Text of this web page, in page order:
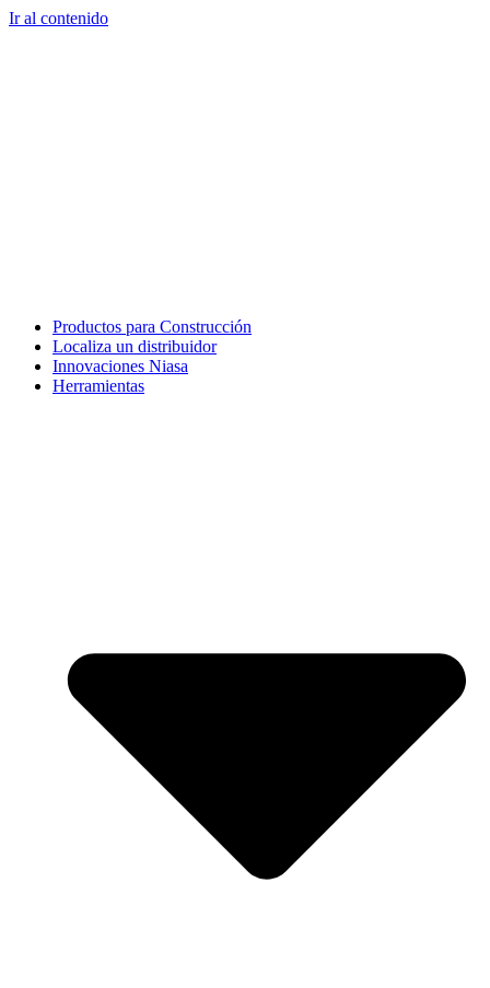
Ir al contenido
Productos para Construcción
Localiza un distribuidor
Innovaciones Niasa
Herramientas